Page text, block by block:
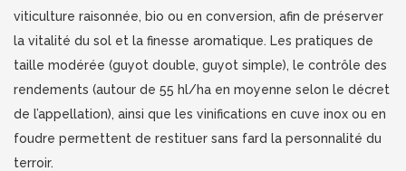
viticulture raisonnée, bio ou en conversion, afin de préserver
la vitalité du sol et la finesse aromatique. Les pratiques de
taille modérée (guyot double, guyot simple), le contrôle des
rendements (autour de 55 hl/ha en moyenne selon le décret
de l’appellation), ainsi que les vinifications en cuve inox ou en
foudre permettent de restituer sans fard la personnalité du
terroir.